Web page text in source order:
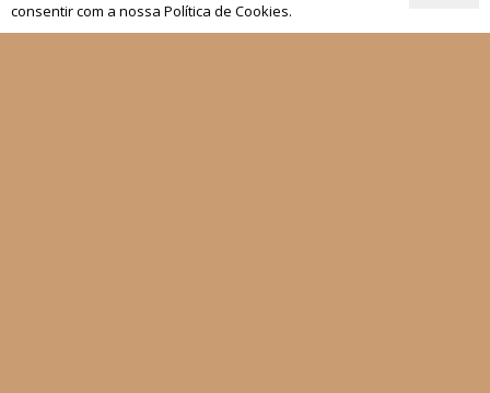
consentir com a nossa Política de Cookies.